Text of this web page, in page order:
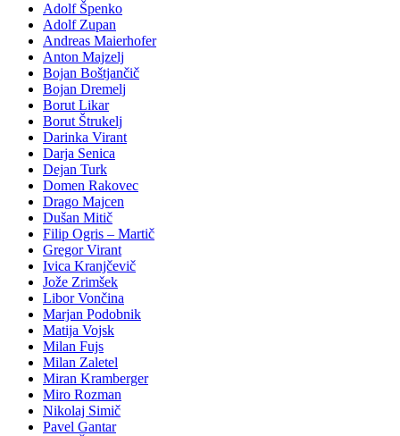
Adolf Špenko
Adolf Zupan
Andreas Maierhofer
Anton Majzelj
Bojan Boštjančič
Bojan Dremelj
Borut Likar
Borut Štrukelj
Darinka Virant
Darja Senica
Dejan Turk
Domen Rakovec
Drago Majcen
Dušan Mitič
Filip Ogris – Martič
Gregor Virant
Ivica Kranjčevič
Jože Zrimšek
Libor Vončina
Marjan Podobnik
Matija Vojsk
Milan Fujs
Milan Zaletel
Miran Kramberger
Miro Rozman
Nikolaj Simič
Pavel Gantar